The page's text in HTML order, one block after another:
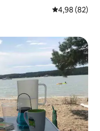
Gemiddelde
4,98 (82)